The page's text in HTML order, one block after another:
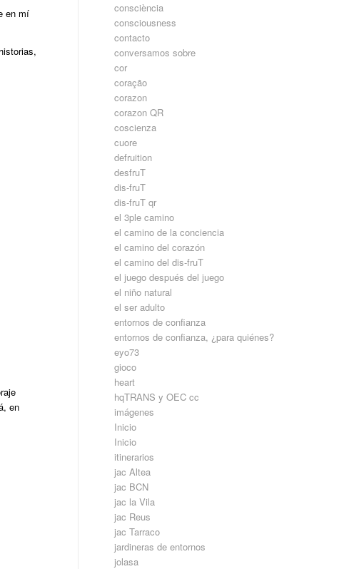
en mí
en
consciència
consciousness
contacto
conversamos sobre
cor
coração
corazon
corazon QR
coscienza
cuore
defruition
desfruT
dis-fruT
dis-fruT qr
el 3ple camino
el camino de la conciencia
el camino del corazón
el camino del dis-fruT
el juego después del juego
el niño natural
el ser adulto
entornos de confianza
entornos de confianza, ¿para quiénes?
eyo73
gioco
heart
hqTRANS y OEC cc
imágenes
Inicio
Inicio
itinerarios
jac Altea
jac BCN
jac la Vila
jac Reus
jac Tarraco
jardineras de entornos
jolasa